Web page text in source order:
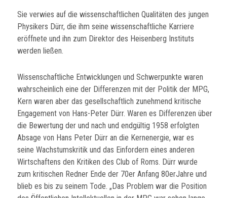
Sie verwies auf die wissenschaftlichen Qualitäten des jungen
Physikers Dürr, die ihm seine wissenschaftliche Karriere
eröffnete und ihn zum Direktor des Heisenberg Instituts
werden ließen.
Wissenschaftliche Entwicklungen und Schwerpunkte waren
wahrscheinlich eine der Differenzen mit der Politik der MPG,
Kern waren aber das gesellschaftlich zunehmend kritische
Engagement von Hans-Peter Dürr. Waren es Differenzen über
die Bewertung der und nach und endgültig 1958 erfolgten
Absage von Hans Peter Dürr an die Kernenergie, war es
seine Wachstumskritik und das Einfordern eines anderen
Wirtschaftens den Kritiken des Club of Roms. Dürr wurde
zum kritischen Redner Ende der 70er Anfang 80erJahre und
blieb es bis zu seinem Tode. „Das Problem war die Position